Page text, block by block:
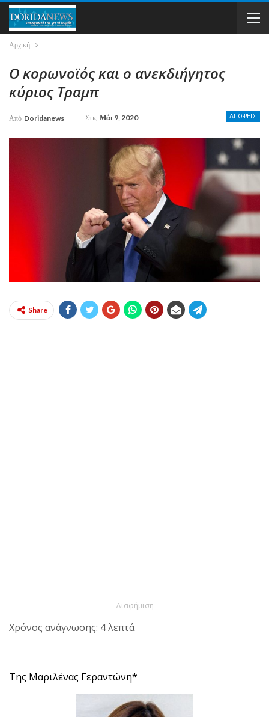
Αρχική
Ο κορωνοϊός και ο ανεκδιήγητος
κύριος Τραμπ
ΑΠΟΨΕΙΣ
Από Doridanews Στις Μάι 9, 2020
Share
- Διαφήμιση -
Χρόνος ανάγνωσης: 4 λεπτά
Της Μαριλένας Γεραντώνη*